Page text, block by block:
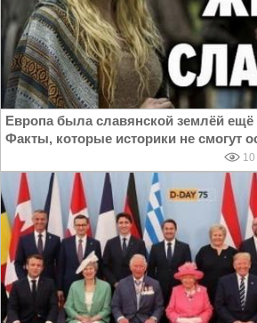
Европа была славянской землёй ещё
Факты, которые историки не смогут